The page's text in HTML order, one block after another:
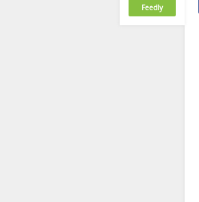
Feedly